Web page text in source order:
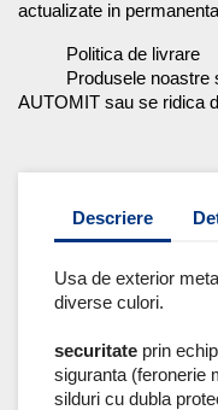
actualizate in
Politica de livrare
Produsele noastre
AUTOMIT sau se ridica
Descriere
Usa de exterior
diverse culori.
securitate prin
siguranta (feronerie
silduri cu dubla